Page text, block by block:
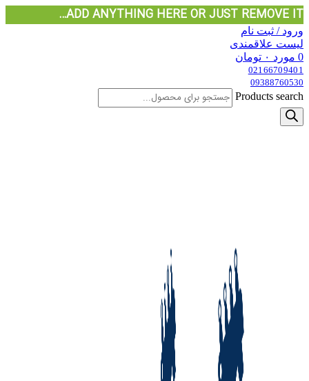
ADD ANYTHING HERE OR JUST REMOVE IT…
ورود / ثبت نام
لیست علاقمندی
0 مورد ۰ تومان
02166709401
09388760530
Products search